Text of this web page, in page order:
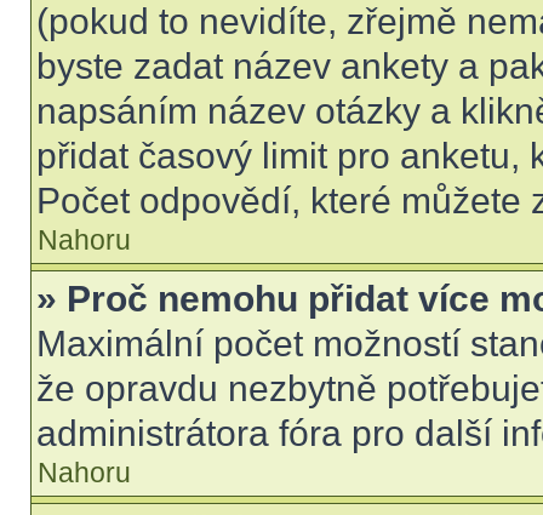
(pokud to nevidíte, zřejmě
byste zadat název ankety a
napsáním název otázky a
přidat časový limit pro anketu,
Počet odpovědí, které můžete
Nahoru
» Proč nemohu přidat více
Maximální počet možností
že opravdu nezbytně
administrátora fóra pro další
Nahoru